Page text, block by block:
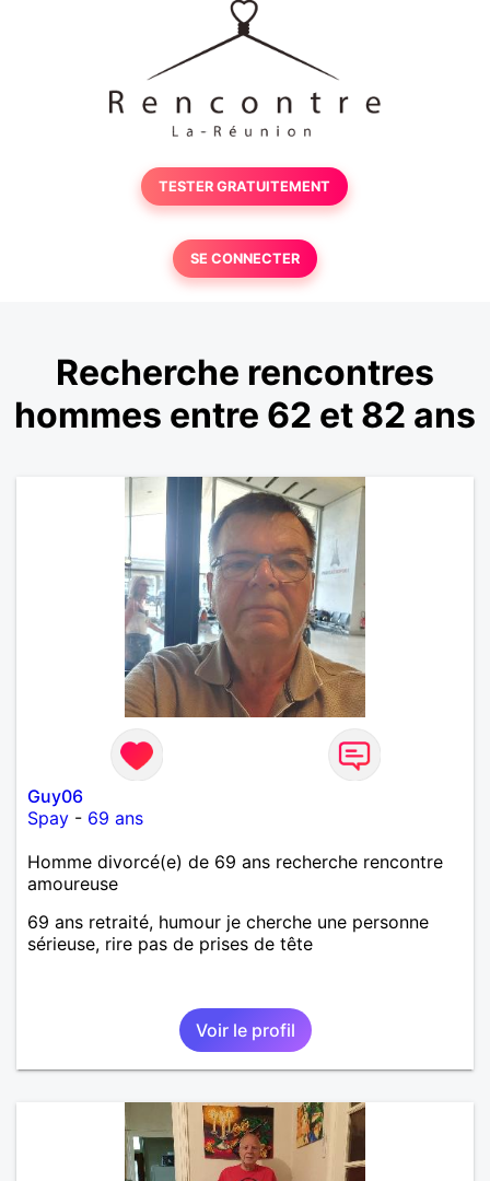
TESTER GRATUITEMENT
SE CONNECTER
Recherche rencontres
hommes entre 62 et 82 ans
Guy06
Spay - 69 ans
Homme divorcé(e) de 69 ans recherche rencontre
amoureuse
69 ans retraité, humour je cherche une personne
sérieuse, rire pas de prises de tête
Voir le profil